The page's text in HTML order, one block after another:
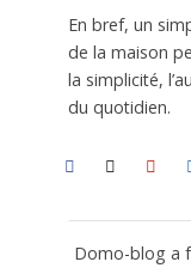
En bref, un
de la maison
la simplicité,
du quotidien.
Domo-blog a